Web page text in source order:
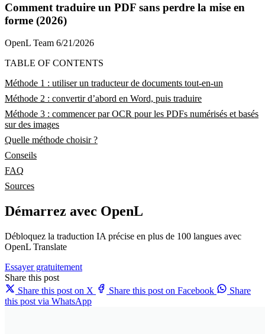
Comment traduire un PDF sans perdre la mise en
forme (2026)
OpenL Team 6/21/2026
TABLE OF CONTENTS
Méthode 1 : utiliser un traducteur de documents tout-en-un
Méthode 2 : convertir d’abord en Word, puis traduire
Méthode 3 : commencer par OCR pour les PDFs numérisés et basés
sur des images
Quelle méthode choisir ?
Conseils
FAQ
Sources
Démarrez avec OpenL
Débloquez la traduction IA précise en plus de 100 langues avec
OpenL Translate
Essayer gratuitement
Share this post
Share this post on X
Share this post on Facebook
Share
this post via WhatsApp